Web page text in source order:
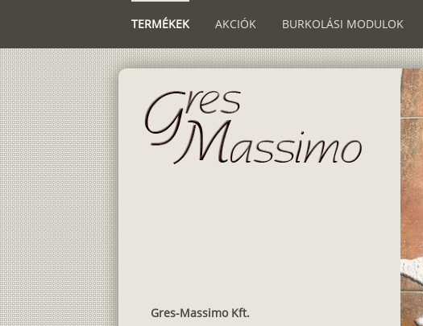
TERMÉKEK AKCIÓK BURKOLÁSI MODULOK
Gres-Massimo Kft.